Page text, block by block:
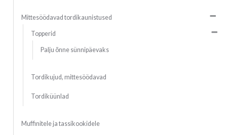
Mittesöödavad tordikaunistused
Topperid
Palju õnne sünnipäevaks
Tordikujud, mittesöödavad
Tordiküünlad
Muffinitele ja tassikookidele